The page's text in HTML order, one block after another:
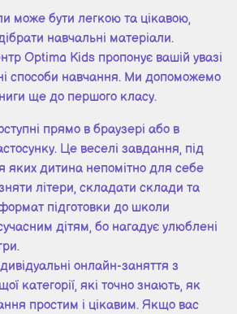
може бути легкою та цікавою,
навчальні матеріали.
Optima Kids пропонує вашій увазі
способи навчання. Ми допоможемо
ще до першого класу.
прямо в браузері або в
Це веселі завдання, під
яких дитина непомітно для себе
літери, складати склади та
підготовки до школи
дітям, бо нагадує улюблені
онлайн-заняття з
категорії, які точно знають, як
простим і цікавим. Якщо вас